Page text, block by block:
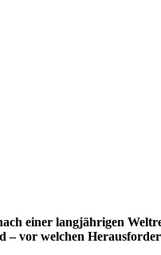
einer langjährigen Weltr
– vor welchen Herausfor